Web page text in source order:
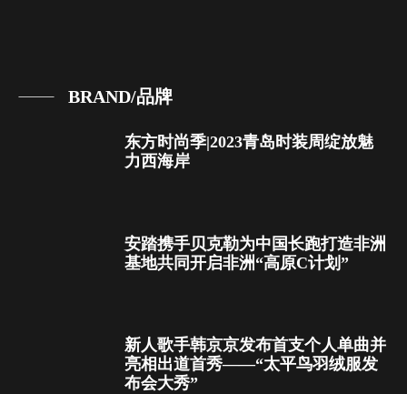
BRAND/品牌
东方时尚季|2023青岛时装周绽放魅
力西海岸
安踏携手贝克勒为中国长跑打造非洲
基地共同开启非洲“高原C计划”
新人歌手韩京京发布首支个人单曲并
亮相出道首秀——“太平鸟羽绒服发
布会大秀”